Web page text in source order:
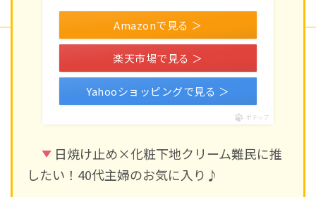
Amazonで見る ＞
楽天市場で見る ＞
Yahooショッピングで見る ＞
ポチップ
日焼け止め×化粧下地クリーム難民に推
したい！40代主婦のお気に入り♪